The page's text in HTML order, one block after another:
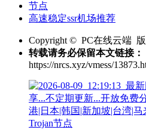
节点
高速稳定ssr机场推荐
Copyright © PC在线云端
转载请务必保留本文链接：
https://nrcs.xyz/vmess/
Trojan节点